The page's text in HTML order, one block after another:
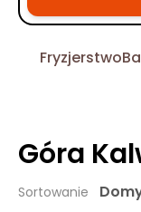
Fryzjerstwo
Góra
Sortowanie